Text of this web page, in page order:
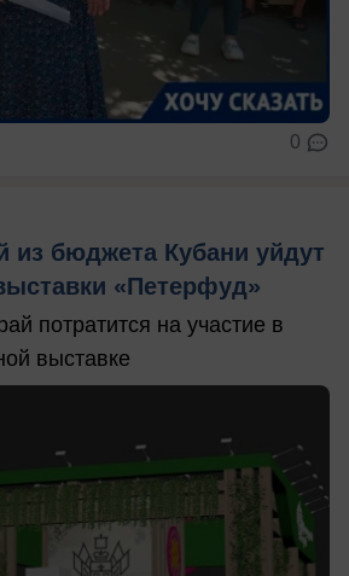
0
из бюджета Кубани уйдут
«Петерфуд»
потратится на участие в
выставке